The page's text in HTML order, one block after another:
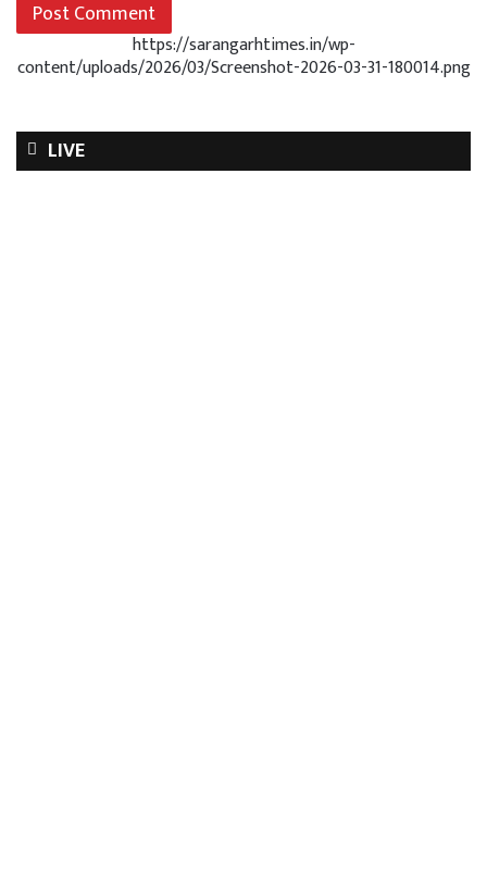
https://sarangarhtimes.in/wp-
content/uploads/2026/03/Screenshot-2026-03-31-180014.png
LIVE